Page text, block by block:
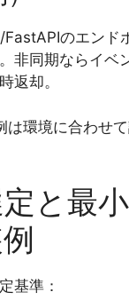
のエンド
非同期ならイベ
返却。
は環境に合わせ
と最
基準：